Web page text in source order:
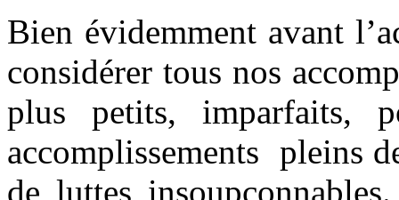
Bien évidemment avant
considérer tous nos
plus petits, imparfaits,
accomplissements pleins
de luttes